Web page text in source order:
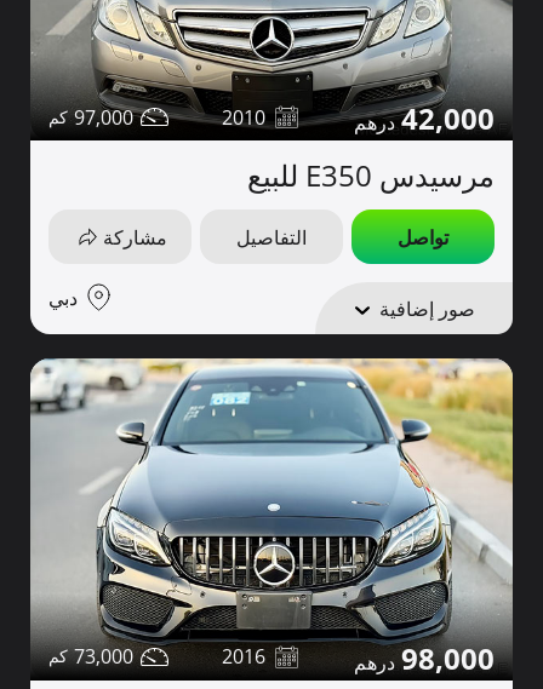
42,000
2010
97,000
مرسيدس E350 للبيع
تواصل التفاصيل مشاركة
صور إضافية دبي
98,000
2016
73,000